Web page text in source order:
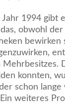
Jahr 1994 gibt
obwohl
bewirken
konnten,
schon
weiteres